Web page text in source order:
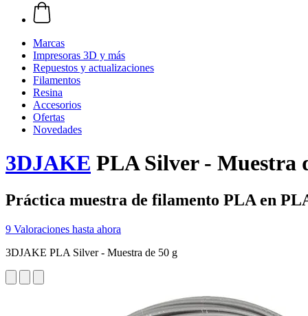
Marcas
Impresoras 3D y más
Repuestos y actualizaciones
Filamentos
Resina
Accesorios
Ofertas
Novedades
3DJAKE PLA Silver - Muestra
Práctica muestra de filamento PLA en
9 Valoraciones hasta ahora
3DJAKE PLA Silver - Muestra de 50 g